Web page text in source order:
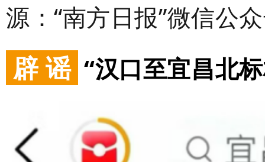
源：“南方日报”微信公
辟 谣 “汉口至宜昌北